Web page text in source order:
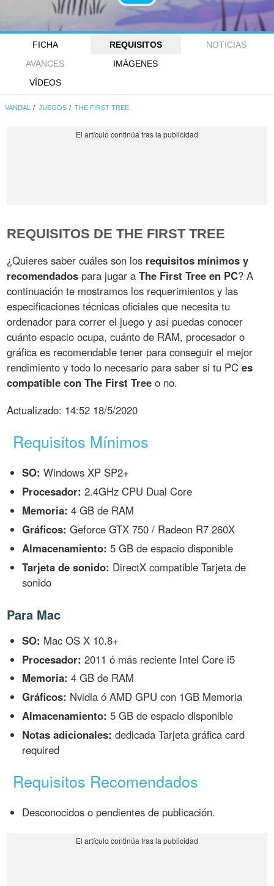
FICHA REQUISITOS
NOTICIAS
AVANCES
IMÁGENES
VÍDEOS
VANDAL JUEGOS THE FIRST TREE
REQUISITOS DE THE FIRST TREE
¿Quieres saber cuáles son los requisitos mínimos y
recomendados para jugar aThe First Tree en PC? A
continuación te mostramos los requerimientos y las
especificaciones técnicas oficiales que necesita tu
ordenador para correr el juego y así puedas conocer
cuánto espacio ocupa, cuánto de RAM, procesador o
gráfica es recomendable tener para conseguir el mejor
rendimiento y todo lo necesario para saber si tu PCes
compatible con The First Tree o no.
Actualizado: 14:52 18/5/2020
Requisitos Mínimos
SO: Windows XP SP2+
Procesador: 2.4GHz CPU Dual Core
Memoria: 4 GB de RAM
Gráficos: Geforce GTX 750 / Radeon R7 260X
Almacenamiento: 5 GB de espacio disponible
Tarjeta de sonido: DirectX compatible Tarjeta de
sonido
Para Mac
SO: Mac OS X 10.8+
Procesador: 2011 ó más reciente Intel Core i5
Memoria: 4 GB de RAM
Gráficos: Nvidia ó AMD GPU con 1GB Memoria
Almacenamiento: 5 GB de espacio disponible
Notas adicionales: dedicada Tarjeta gráfica card
required
Requisitos Recomendados
Desconocidos o pendientes de publicación.